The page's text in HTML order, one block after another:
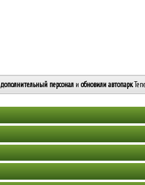
дополнительный персонал и обновили автопарк.